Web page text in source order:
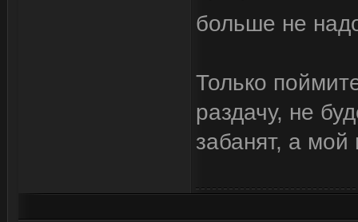
больше не
Только
раздачу, не
забанят, а мой